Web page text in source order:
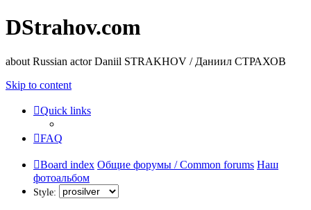
DStrahov.com
about Russian actor Daniil STRAKHOV / Даниил СТРАХОВ
Skip to content
Quick links
FAQ
Board index Общие форумы / Common forums Наш
фотоальбом
Style: